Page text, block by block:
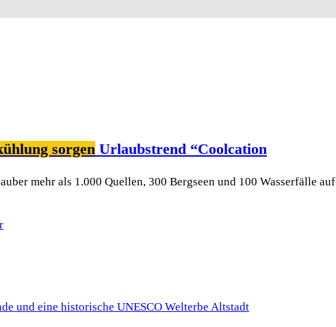
sorgen Urlaubstrend “Coolcation
mehr als 1.000 Quellen, 300 Bergseen und 100 Wasserfälle auf
und eine historische UNESCO Welterbe Altstadt